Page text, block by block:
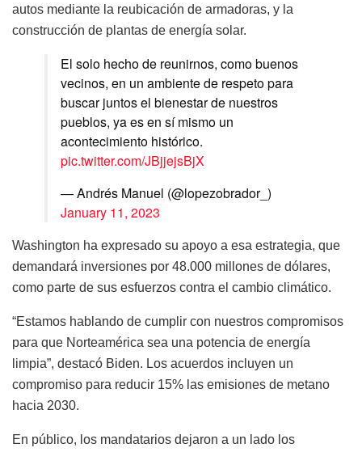
autos mediante la reubicación de armadoras, y la
construcción de plantas de energía solar.
El solo hecho de reunirnos, como buenos
vecinos, en un ambiente de respeto para
buscar juntos el bienestar de nuestros
pueblos, ya es en sí mismo un
acontecimiento histórico.
pic.twitter.com/JBjjejsBjX
— Andrés Manuel (@lopezobrador_)
January 11, 2023
Washington ha expresado su apoyo a esa estrategia, que
demandará inversiones por 48.000 millones de dólares,
como parte de sus esfuerzos contra el cambio climático.
“Estamos hablando de cumplir con nuestros compromisos
para que Norteamérica sea una potencia de energía
limpia”, destacó Biden. Los acuerdos incluyen un
compromiso para reducir 15% las emisiones de metano
hacia 2030.
En público, los mandatarios dejaron a un lado los